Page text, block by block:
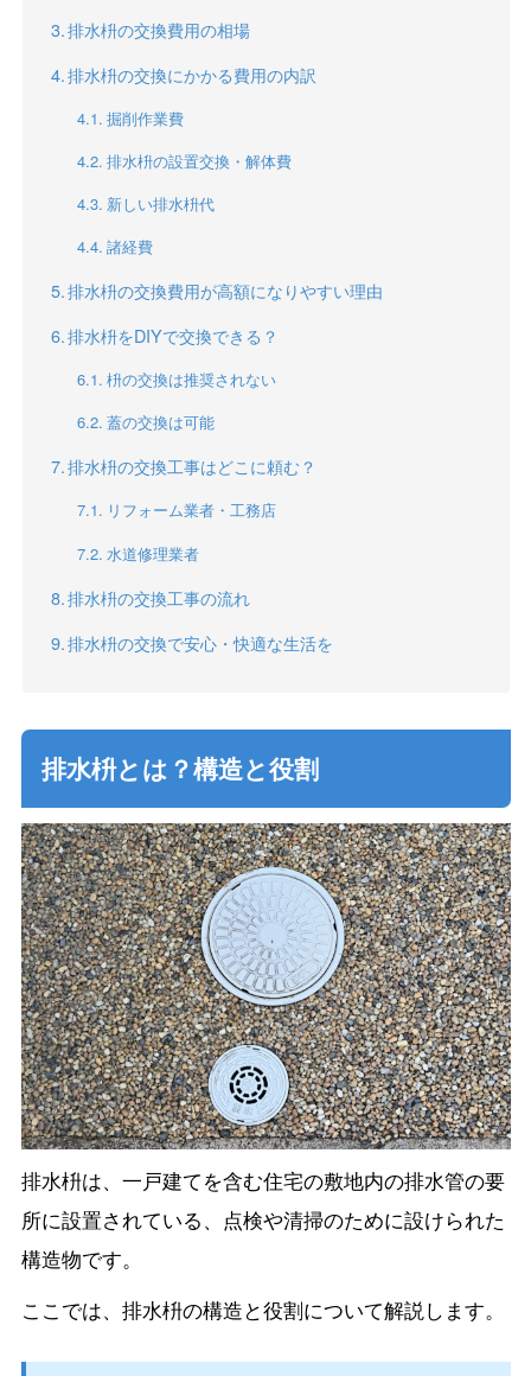
排水枡の交換費用の相場
排水枡の交換にかかる費用の内訳
掘削作業費
排水枡の設置交換・解体費
新しい排水枡代
諸経費
排水枡の交換費用が高額になりやすい理由
排水枡をDIYで交換できる？
枡の交換は推奨されない
蓋の交換は可能
排水枡の交換工事はどこに頼む？
リフォーム業者・工務店
水道修理業者
排水枡の交換工事の流れ
排水枡の交換で安心・快適な生活を
排水枡とは？構造と役割
排水枡は、一戸建てを含む住宅の敷地内の排水管の要
所に設置されている、点検や清掃のために設けられた
構造物です。
ここでは、排水枡の構造と役割について解説します。